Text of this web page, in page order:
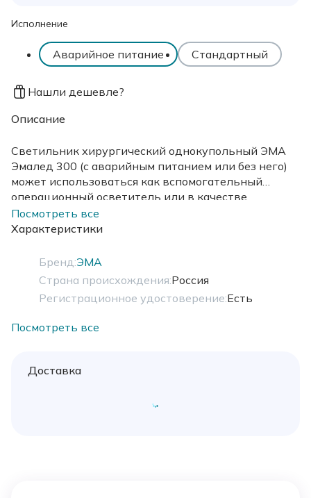
Исполнение
Аварийное питание Стандартный
Нашли дешевле?
Описание
Светильник хирургический однокупольный ЭМА
Эмалед 300 (с аварийным питанием или без него)
может использоваться как вспомогательный
операционный осветитель или в качестве
стационарного смотрового/гинекологического
светильника. Освещённость до 120 клк.
Посмотреть все
Характеристики
Бренд:ЭМА
Страна происхождения:Россия
Регистрационное удостоверение:Есть
Посмотреть все
Доставка